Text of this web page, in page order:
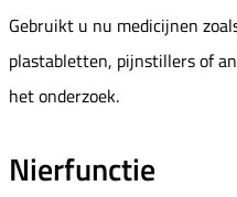
Gebruikt u nu medicijnen
plastabletten, pijnstillers of
het onderzoek.
Nierfunctie